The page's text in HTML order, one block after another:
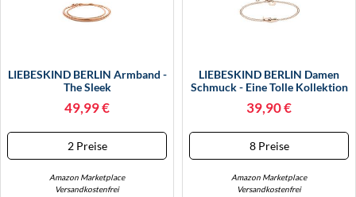
LIEBESKIND BERLIN Armband -
The Sleek
49,99 €
2 Preise
Amazon Marketplace
Versandkostenfrei
LIEBESKIND BERLIN Damen
Schmuck - Eine Tolle Kollektion
Armbändern Mit Coolen Link-
Styles
39,90 €
8 Preise
Amazon Marketplace
Versandkostenfrei